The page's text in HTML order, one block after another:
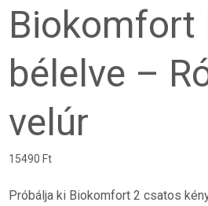
Biokomfort
bélelve –
velúr
15490 Ft
Próbálja ki Biokomfort 2 csatos